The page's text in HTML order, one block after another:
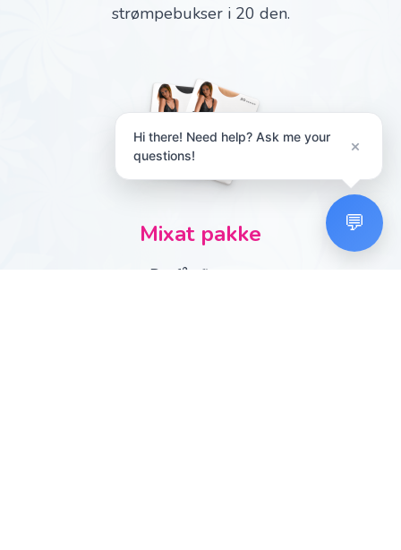
strømpebukser i 20 den.
Mixat pakke
Du får fire par
💬
Hi there! Need help? Ask me your
questions!
×